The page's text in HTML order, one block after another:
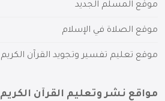
موقع المسلم الجديد
موقع الصلاة في الإسلام
موقع تعليم تفسير وتجويد القرآن الكريم
مواقع نشر وتعليم القرآن الكريم